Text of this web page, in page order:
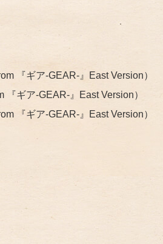
ギア-GEAR-』East Version）
ギア-GEAR-』East Version）
『ギア-GEAR-』East Version）